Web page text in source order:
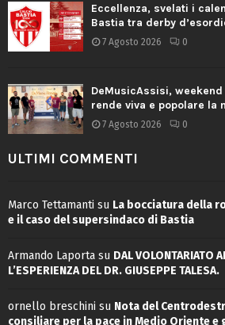
Eccellenza, svelati i
Bastia tra derby
7 Agosto 2026 0
DeMusicAssisi,
rende viva e popolare la
7 Agosto 2026 0
ULTIMI COMMENTI
Marco Tettamanti su La bocciatura della
e il caso del supersindaco di Bastia
Armando Laporta su DAL VOLONTARIATO
L’ESPERIENZA DEL DR. GIUSEPPE TALESA.
ornello breschini su Nota del
consiliare per la pace in Medio Oriente